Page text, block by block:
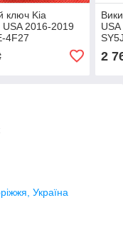
ключ Kia
2016-2019
4F27
2
Україна